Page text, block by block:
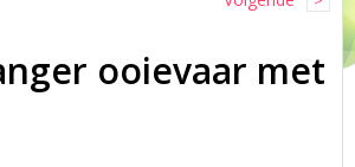
ooievaar met